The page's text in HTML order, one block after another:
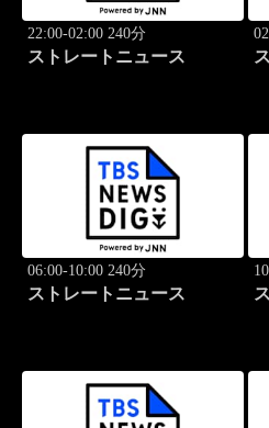
22:00-02:00 240分
ストレートニュース
06:00-10:00 240分
ストレートニュース